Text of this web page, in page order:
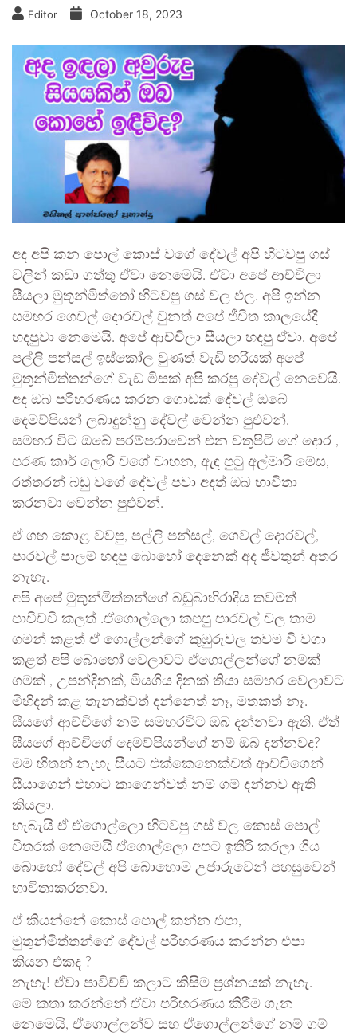
Editor October 18, 2023
අද අපි කන පොල් කොස් වගේ දේවල් අපි හිටවපු ගස්
වලින් කඩා ගත්තු ඒවා නෙමෙයි. ඒවා අපේ ආච්චිලා
සීයලා මුතුන්මිත්තෝ හිටවපු ගස් වල ඵල. අපි ඉන්න
සමහර ගෙවල් දොරවල් වුනත් අපේ ජීවිත කාලයේදී
හදපුවා නෙමෙයි. අපේ ආච්චිලා සීයලා හදපු ඒවා. අපේ
පල්ලි පන්සල් ඉස්කෝල වුණත් වැඩි හරියක් අපේ
මුතුන්මිත්තන්ගේ වැඩ මිසක් අපි කරපු දේවල් නෙවෙයි.
අද ඔබ පරිහරණය කරන ගොඩක් දේවල් ඔබේ
දෙමව්පියන් ලබාදුන්නු දේවල් වෙන්න පුළුවන්.
සමහර විට ඔබේ පරම්පරාවෙන් එන වතුපිටි ගේ දොර ,
පරණ කාර් ලොරි වගේ වාහන, ඇඳ පුටු අල්මාරි මේස,
රත්තරන් බඩු වගේ දේවල් පවා අදත් ඔබ භාවිතා
කරනවා වෙන්න පුළුවන්.
ඒ ගහ කොළ වවපු, පල්ලි පන්සල්, ගෙවල් දොරවල්,
පාරවල් පාලම් හදපු බොහෝ දෙනෙක් අද ජීවතුන් අතර
නැහැ.
අපි අපේ මුතුන්මිත්තන්ගේ බඩුබාහිරාදිය තවමත්
පාවිච්චි කලත් .ඒගොල්ලො කපපු පාරවල් වල තාම
ගමන් කළත් ඒ ගොල්ලන්ගේ කුඹුරුවල තවම වී වගා
කළත් අපි බොහෝ වෙලාවට ඒගොල්ලන්ගේ නමක්
ගමක් , උපන්දිනක්, මියගිය දිනක් තියා සමහර වෙලාවට
මිහිදන් කළ තැනක්වත් දන්නෙත් නෑ, මතකත් නෑ.
සීයගේ ආච්චිගේ නම් සමහරවිට ඔබ දන්නවා ඇති. ඒත්
සීයගේ ආච්චිගේ දෙමව්පියන්ගේ නම් ඔබ දන්නවද?
මම හිතන් නැහැ සීයට එක්කෙනෙක්වත් ආච්චිගෙන්
සීයාගෙන් එහාට කාගෙන්වත් නම් ගම් දන්නව ඇති
කියලා.
හැබැයි ඒ ඒගොල්ලො හිටවපු ගස් වල කොස් පොල්
විතරක් නෙමෙයි ඒගොල්ලො අපට ඉතිරි කරලා ගිය
බොහෝ දේවල් අපි බොහොම උජාරුවෙන් පහසුවෙන්
භාවිතාකරනවා.
ඒ කියන්නේ කොස් පොල් කන්න එපා,
මුතුන්මිත්තන්ගේ දේවල් පරිහරණය කරන්න එපා
කියන එකද ?
නැහැ! ඒවා පාවිච්චි කලාට කිසිම ප්‍රශ්නයක් නැහැ.
මේ කතා කරන්නේ ඒවා පරිහරණය කිරීම ගැන
නෙමෙයි, ඒගොල්ලන්ව සහ ඒගොල්ලන්ගේ නම් ගම්